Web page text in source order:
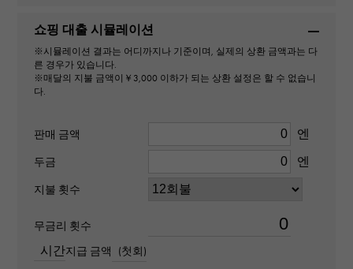
유형
남녀 겸용
무브먼트
자동식
방수
쇼핑 대출 시뮬레이션
※시뮬레이션 결과는 어디까지나 기준이며, 실제의 상환 금액과는 다
른 경우가 있습니다.
※매달의 지불 금액이￥3,000 이하가 되는 상환 설정은 할 수 없습니
다.
판매 금액 엔
두금 엔
지불 횟수
무금리 횟수
시간지급 금액 (첫회)